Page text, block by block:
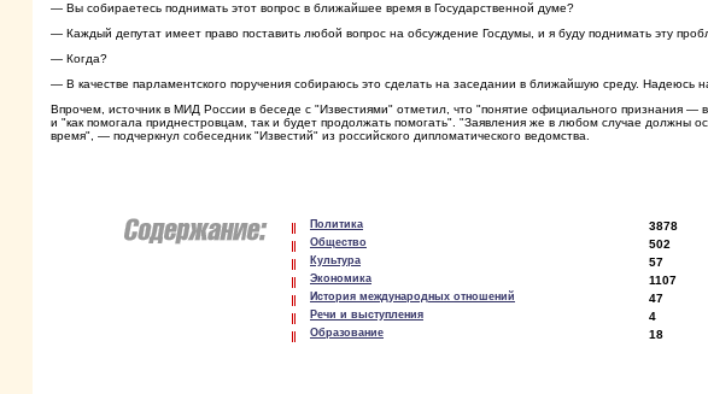
— Вы собираетесь поднимать этот вопрос в ближайшее время в Государственной думе?
— Каждый депутат имеет право поставить любой вопрос на обсуждение Госдумы, и я буду поднимать эту
— Когда?
— В качестве парламентского поручения собираюсь это сделать на заседании в ближайшую среду. Надеюсь
Впрочем, источник в МИД России в беседе с "Известиями" отметил, что "понятие официального признания —
и "как помогала приднестровцам, так и будет продолжать помогать". "Заявления же в любом случае должны
время", — подчеркнул собеседник "Известий" из российского дипломатического ведомства.
Политика 3878
Общество 502
Культура 57
Экономика 1107
История международных отношений 47
Речи и выступления 4
Образование 18